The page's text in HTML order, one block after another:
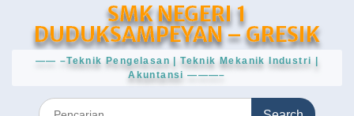
SMK NEGERI 1
DUDUKSAMPEYAN – GRESIK
—— –Teknik Pengelasan | Teknik Mekanik Industri |
Akuntansi ———–
Search